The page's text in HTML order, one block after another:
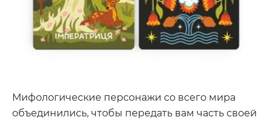
Мифологические персонажи со всего мира
объединились, чтобы передать вам часть своей